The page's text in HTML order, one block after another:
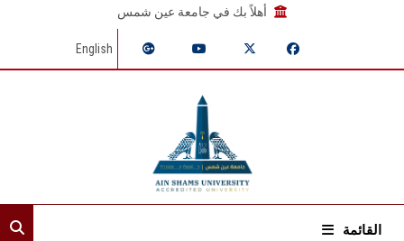
أهلاً بك في جامعة عين شمس
English
القائمة